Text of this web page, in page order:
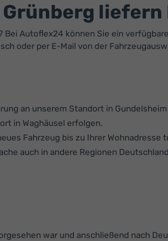
liefern
Autoflex24 können Sie ein
oder per E-Mail von der
an unserem Standort in Gundelsheim
in Waghäusel erfolgen.
Fahrzeug bis zu Ihrer Wohnadresse
auch in andere Regionen
war und anschließend nach